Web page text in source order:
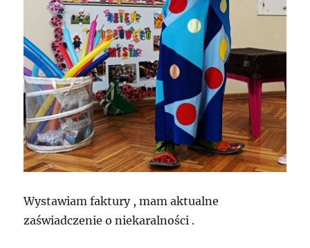
Wystawiam faktury , mam aktualne
zaświadczenie o niekaralności .